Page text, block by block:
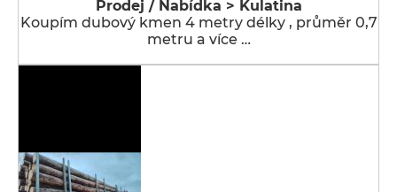
Prodej / Nabídka > Kulatina
Koupím dubový kmen 4 metry délky , průměr 0,7
metru a více …